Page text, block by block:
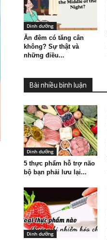
Dinh dưỡng
Ăn đêm có tăng cân
không? Sự thật và
những điều...
Bài nhiều bình luận
Dinh dưỡng
5 thực phẩm hỗ trợ não
bộ bạn phải lưu lại...
Dinh dưỡng